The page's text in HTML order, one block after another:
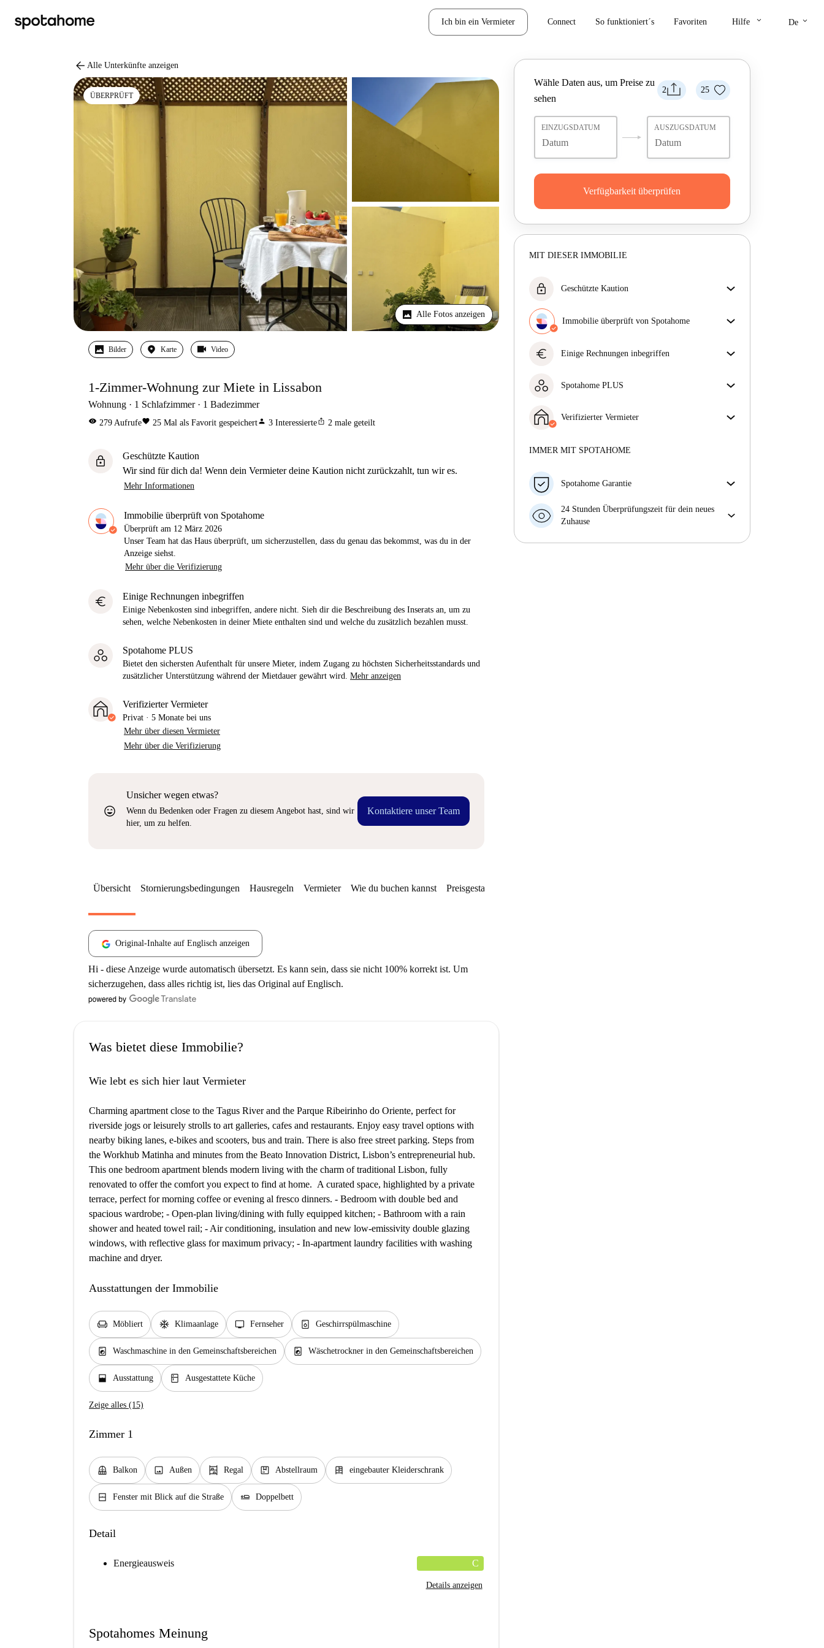
Ich bin ein Vermieter Connect So funktioniert´s Favoriten Hilfe keyboard_arrow_down De keyboard_arrow_down
arrow_back Alle Unterkünfte anzeigen
ÜBERPRÜFT
Alle Fotos anzeigen
Bilder Karte Video
1-Zimmer-Wohnung zur Miete in Lissabon
Wohnung 1 Schlafzimmer 1 Badezimmer
visibility 279 Aufrufefavorite 25 Mal als Favorit gespeichertperson 3 Interessierteios_share 2 male geteilt
lock
Geschützte Kaution
Wir sind für dich da! Wenn dein Vermieter deine Kaution nicht zurückzahlt, tun wir es.
Mehr Informationen
Immobilie überprüft von Spotahome
Überprüft am 12 März 2026
Unser Team hat das Haus überprüft, um sicherzustellen, dass du genau das bekommst, was du in der
Anzeige siehst.
Mehr über die Verifizierung
euro Einige Rechnungen inbegriffen
Einige Nebenkosten sind inbegriffen, andere nicht. Sieh dir die Beschreibung des Inserats an, um zu
sehen, welche Nebenkosten in deiner Miete enthalten sind und welche du zusätzlich bezahlen musst.
Spotahome PLUS
Bietet den sichersten Aufenthalt für unsere Mieter, indem Zugang zu höchsten Sicherheitsstandards und
zusätzlicher Unterstützung während der Mietdauer gewährt wird. Mehr anzeigen
Verifizierter Vermieter
Privat · 5 Monate bei uns
Mehr über diesen Vermieter
Mehr über die Verifizierung
sentiment_very_satisfied
Unsicher wegen etwas?
Wenn du Bedenken oder Fragen zu diesem Angebot hast, sind wir
hier, um zu helfen.
Kontaktiere unser Team
2 25
Wähle Daten aus, um Preise zu
sehen
EINZUGSDATUM AUSZUGSDATUM
Verfügbarkeit überprüfen
MIT DIESER IMMOBILIE
lock Geschützte Kaution
Kaution nicht zurückzahlt, tun wir es.
Mehr Informationen
Immobilie überprüft von Spotahome
sicherzustellen, dass du genau das bekommst, was du
Mehr über die Verifizierung
euro Einige Rechnungen inbegriffen
Sieh dir die Beschreibung des Inserats an, um zu
Spotahome PLUS
indem Zugang zu höchsten Sicherheitsstandards und
zusätzlicher Unterstützung während der Mietdauer
Verifizierter Vermieter
Mehr über diesen Vermieter
IMMER MIT SPOTAHOME
Spotahome Garantie
Falls der Vermieter deine Buchung kurzfristig
storniert, werden wir dir entweder A) ein Hotel
finden oder B) den gezahlten Betrag vollständig
24 Stunden Überprüfungszeit für dein neues
Zuhause
Übersicht Stornierungsbedingungen Hausregeln Vermieter Wie du buchen kannst Preisgestaltung
Original-Inhalte auf Englisch anzeigen
Hi - diese Anzeige wurde automatisch übersetzt. Es kann sein, dass sie nicht 100% korrekt ist. Um
sicherzugehen, dass alles richtig ist, lies das Original auf Englisch.
Was bietet diese Immobilie?
Wie lebt es sich hier laut Vermieter
Charming apartment close to the Tagus River and the Parque Ribeirinho do Oriente, perfect for
riverside jogs or leisurely strolls to art galleries, cafes and restaurants. Enjoy easy travel options with
nearby biking lanes, e-bikes and scooters, bus and train. There is also free street parking. Steps from
the Workhub Matinha and minutes from the Beato Innovation District, Lisbon’s entrepreneurial hub.
This one bedroom apartment blends modern living with the charm of traditional Lisbon, fully
renovated to offer the comfort you expect to find at home. A curated space, highlighted by a private
terrace, perfect for morning coffee or evening al fresco dinners. - Bedroom with double bed and
spacious wardrobe; - Open-plan living/dining with fully equipped kitchen; - Bathroom with a rain
shower and heated towel rail; - Air conditioning, insulation and new low-emissivity double glazing
windows, with reflective glass for maximum privacy; - In-apartment laundry facilities with washing
machine and dryer.
Ausstattungen der Immobilie
chair Möbliert ac_unit Klimaanlage tv Fernseher dishwasher_gen Geschirrspülmaschine
local_laundry_service Waschmaschine in den Gemeinschaftsbereichen local_laundry_service Wäschetrockner in den Gemeinschaftsbereichen
window_open Ausstattung kitchen Ausgestattete Küche
Zeige alles (15)
Zimmer 1
balcony Balkon image Außen shelves Regal package Abstellraum dresser eingebauter Kleiderschrank
window_closed Fenster mit Blick auf die Straße airline_seat_flat Doppelbett
Detail
Energieausweis C
Details anzeigen
Spotahomes Meinung